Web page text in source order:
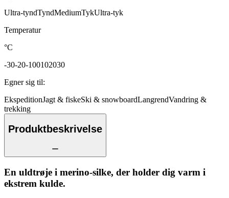
Ultra-tyndTyndMediumTykUltra-tyk
Temperatur
°C
-30-20-100102030
Egner sig til:
EkspeditionJagt & fiskeSki & snowboardLangrendVandring &
trekking
Produktbeskrivelse
En uldtrøje i merino-silke, der holder dig varm i
ekstrem kulde.